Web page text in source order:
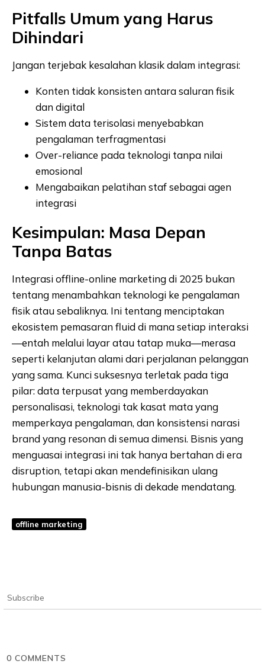
Pitfalls Umum yang Harus
Dihindari
Jangan terjebak kesalahan klasik dalam integrasi:
Konten tidak konsisten antara saluran fisik
dan digital
Sistem data terisolasi menyebabkan
pengalaman terfragmentasi
Over-reliance pada teknologi tanpa nilai
emosional
Mengabaikan pelatihan staf sebagai agen
integrasi
Kesimpulan: Masa Depan
Tanpa Batas
Integrasi offline-online marketing di 2025 bukan
tentang menambahkan teknologi ke pengalaman
fisik atau sebaliknya. Ini tentang menciptakan
ekosistem pemasaran fluid di mana setiap interaksi
—entah melalui layar atau tatap muka—merasa
seperti kelanjutan alami dari perjalanan pelanggan
yang sama. Kunci suksesnya terletak pada tiga
pilar: data terpusat yang memberdayakan
personalisasi, teknologi tak kasat mata yang
memperkaya pengalaman, dan konsistensi narasi
brand yang resonan di semua dimensi. Bisnis yang
menguasai integrasi ini tak hanya bertahan di era
disruption, tetapi akan mendefinisikan ulang
hubungan manusia-bisnis di dekade mendatang.
offline marketing
Subscribe
0 COMMENTS